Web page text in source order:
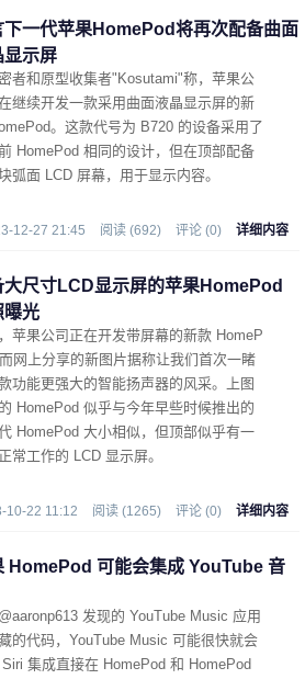
下一代苹果HomePod将再次配备曲面
显示屏
者和原型收集者"Kosutami"称，苹果公
继续开发一款采用曲面液晶显示屏的新
。这款代号为 B720 的设备采用了
HomePod 相同的设计，但在顶部配备
弧面 LCD 屏幕，用于显示内容。
12-27 21:45 阅读 (692) 评论 (0) 详细内容
大尺寸LCD显示屏的苹果HomePod
曝光
苹果公司正在开发带屏幕的新款 HomeP
网上分享的新图片据称让我们首次一睹
功能更强大的智能扬声器的风采。上图
HomePod 似乎与今年早些时候推出的
HomePod 大小相似，但顶部似乎有一
常工作的 LCD 显示屏。
10-22 11:12 阅读 (1265) 评论 (0) 详细内容
HomePod 可能会集成 YouTube 音
发现的 YouTube Music 应用
的代码，YouTube Music 可能很快就会
集成直接在 HomePod 和 HomePod